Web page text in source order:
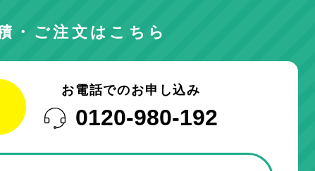
・ご注文はこちら
お電話でのお申し込み
0120-980-192